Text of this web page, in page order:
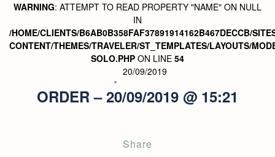
WARNING: ATTEMPT TO READ PROPERTY "NAME" ON NULL
IN
/HOME/CLIENTS/B6AB0B358FAF37891914162B467DECCB/
CONTENT/THEMES/TRAVELER/ST_TEMPLATES/LAYOUTS/
SOLO.PHP ON LINE 54
20/09/2019
ORDER – 20/09/2019 @ 15:21
Share